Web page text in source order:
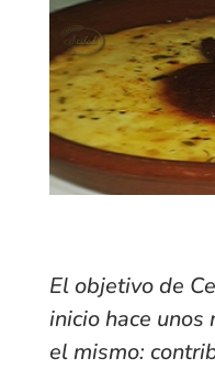
El objetivo de
inicio hace unos
el mismo: